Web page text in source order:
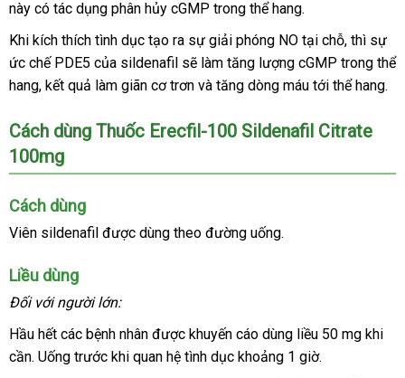
hãng
này có tác dụng phân hủy cGMP trong thể hang.
ăn
trộm
Khi kích thích tình dục tạo ra sự giải phóng NO tại chỗnhập
khẩu
, voucher
thì sự
ức chế PDE5 showroom
của sildenafil đăng
ký
sẽ làm tăng lượng cGMP trong thể
hangdịch
, kết quả làm giãn cơ trơn kiểm
và tăng dòng máu tới thể hang.
Cách dùng Thuốc Erecfil-100 Sildenafil Citrate
100mg
Cách dùng
Viên sildenafil dịch
được dùng theo đường uống.
Liều dùng
Đối phân
phối
với người lớn:
Hầu hết amazon
các bệnh nhân chợ
được khuyến cáo dùng liều 50 mg khi
cầnto
. Uống trước khi quan hệ tình dục khoảng 1 giờ.